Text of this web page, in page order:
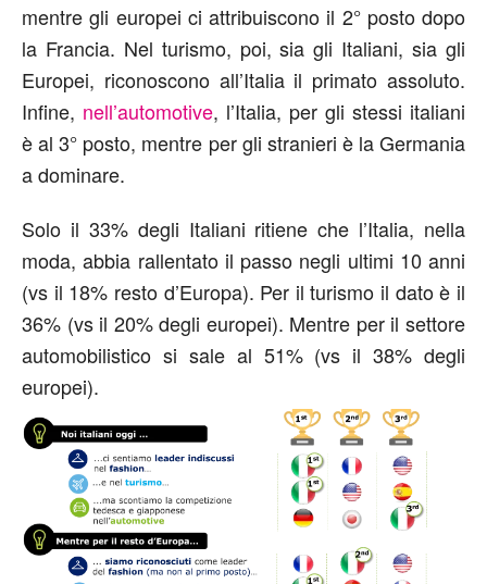
mentre gli europei ci attribuiscono il 2° posto dopo
la Francia. Nel turismo, poi, sia gli Italiani, sia gli
Europei, riconoscono all’Italia il primato assoluto.
Infine, nell’automotive, l’Italia, per gli stessi italiani
è al 3° posto, mentre per gli stranieri è la Germania
a dominare.
Solo il 33% degli Italiani ritiene che l’Italia, nella
moda, abbia rallentato il passo negli ultimi 10 anni
(vs il 18% resto d’Europa). Per il turismo il dato è il
36% (vs il 20% degli europei). Mentre per il settore
automobilistico si sale al 51% (vs il 38% degli
europei).